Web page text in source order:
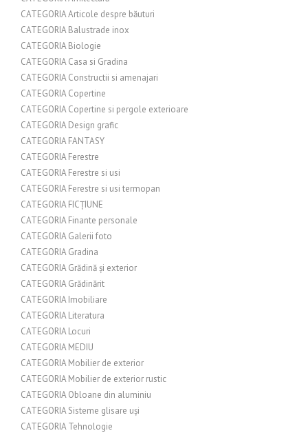
CATEGORIA Articole despre băuturi
CATEGORIA Balustrade inox
CATEGORIA Biologie
CATEGORIA Casa si Gradina
CATEGORIA Constructii si amenajari
CATEGORIA Copertine
CATEGORIA Copertine si pergole exterioare
CATEGORIA Design grafic
CATEGORIA FANTASY
CATEGORIA Ferestre
CATEGORIA Ferestre si usi
CATEGORIA Ferestre si usi termopan
CATEGORIA FICȚIUNE
CATEGORIA Finante personale
CATEGORIA Galerii foto
CATEGORIA Gradina
CATEGORIA Grădină și exterior
CATEGORIA Grădinărit
CATEGORIA Imobiliare
CATEGORIA Literatura
CATEGORIA Locuri
CATEGORIA MEDIU
CATEGORIA Mobilier de exterior
CATEGORIA Mobilier de exterior rustic
CATEGORIA Obloane din aluminiu
CATEGORIA Sisteme glisare uși
CATEGORIA Tehnologie